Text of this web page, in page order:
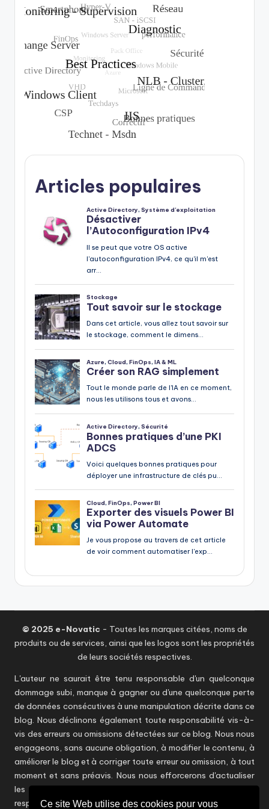
Articles populaires
© 2025 e-Novatic - Toutes les marques citées, noms de
produits ou de services, ainsi que les logos sont les propriétés
de leurs sociétés respectives.
L'auteur ne saurait être tenu responsable d'un quelconque
dommage subi, manque à gagner ou d'une quelconque perte
de données consécutives à une manipulation décrite dans ce
blog. Nous déclinons également toute responsabilité vis-à-
vis des erreurs ou omissions détectées sur ce blog. Nous nous
engageons, sans aucune obligation, à modifier le contenu, à
améliorer le blog et à corriger toute erreur ou omission, à tout
moment et sans préavis. Nous nous efforcerons d'actualiser
les informations en temps utile sans toutefois être
responsables d'éventuelles inexactitudes. Les points de vue
Ce site Web utilise des cookies pour vous